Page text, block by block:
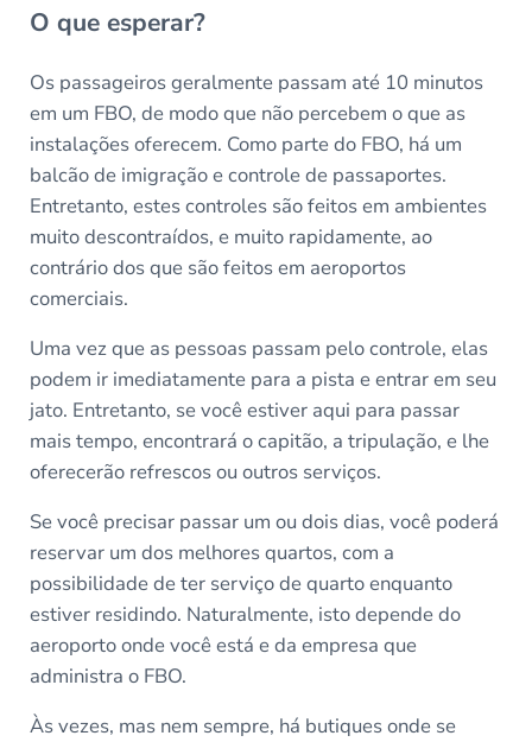
O que esperar?
Os passageiros geralmente passam até 10 minutos
em um FBO, de modo que não percebem o que as
instalações oferecem. Como parte do FBO, há um
balcão de imigração e controle de passaportes.
Entretanto, estes controles são feitos em ambientes
muito descontraídos, e muito rapidamente, ao
contrário dos que são feitos em aeroportos
comerciais.
Uma vez que as pessoas passam pelo controle, elas
podem ir imediatamente para a pista e entrar em seu
jato. Entretanto, se você estiver aqui para passar
mais tempo, encontrará o capitão, a tripulação, e lhe
oferecerão refrescos ou outros serviços.
Se você precisar passar um ou dois dias, você poderá
reservar um dos melhores quartos, com a
possibilidade de ter serviço de quarto enquanto
estiver residindo. Naturalmente, isto depende do
aeroporto onde você está e da empresa que
administra o FBO.
Às vezes, mas nem sempre, há butiques onde se